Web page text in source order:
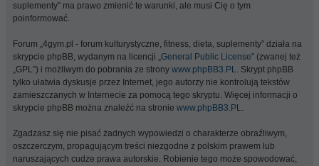
suplementy” ma prawo zmienić te warunki, ale musi Cię o tym
poinformować.
Forum „4gym.pl - forum kulturystyczne, fitness, dieta, suplementy” działa na
skrypcie phpBB, wydanym na licencji „General Public License” (zwanej też
„GPL”) i możliwym do pobrania ze strony www.phpBB3.PL. Skrypt phpBB
tylko ułatwia dyskusje przez Internet, jego autorzy nie kontrolują tekstów
zamieszczanych w Internecie za pomocą tego skryptu. Więcej informacji o
skrypcie phpBB można znaleźć na stronie www.phpBB3.PL.
Zgadzasz się nie pisać żadnych wypowiedzi o charakterze obraźliwym,
oszczerczym, propagującym treści niezgodne z polskim prawem lub
naruszających cudze prawa autorskie. Robienie tego może spowodować,